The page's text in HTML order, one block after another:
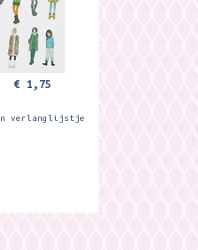
€ 1,75
verlanglijstje